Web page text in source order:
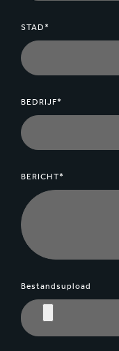
STAD*
BEDRIJF*
BERICHT*
Bestandsupload